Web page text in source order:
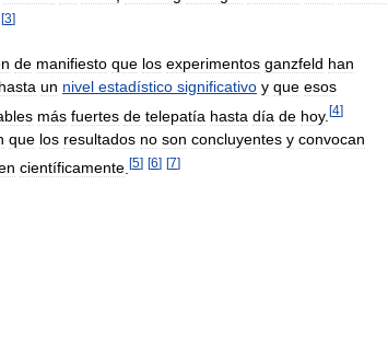
[3]
de manifiesto que los experimentos ganzfeld han
hasta un nivel estadístico significativo y que esos
más fuertes de telepatía hasta día de hoy. [4]
que los resultados no son concluyentes y convocan
científicamente [5] [6] [7]